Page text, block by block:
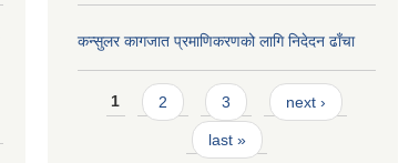
कन्सुलर कागजात प्रमाणिकरणको लागि निदेदन ढाँचा
Pages
1 2 3 next ›
last »